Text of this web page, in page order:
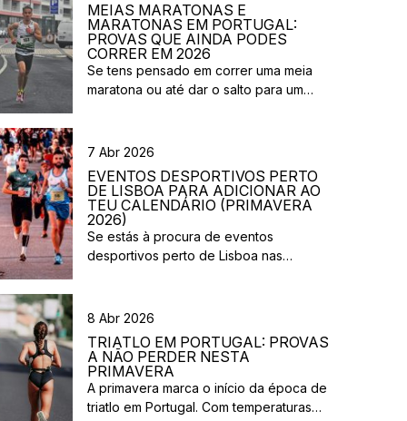
MEIAS MARATONAS E
MARATONAS EM PORTUGAL:
PROVAS QUE AINDA PODES
CORRER EM 2026
Se tens pensado em correr uma meia
maratona ou até dar o salto para um
Entre a primavera e o verão, o
vida. Há eventos por todo o país,
diferentes formatos e experiências para
todos os […]
7 Abr 2026
EVENTOS DESPORTIVOS PERTO
DE LISBOA PARA ADICIONAR AO
TEU CALENDÁRIO (PRIMAVERA
2026)
Se estás à procura de eventos
desportivos perto de Lisboa nas
vão acontecer na região durante esta
provas urbanas e eventos de trail,
existem opções para diferentes níveis e
objetivos. Aqui ficam algumas sugestões
de eventos desportivos perto de Lisboa
8 Abr 2026
TRIATLO EM PORTUGAL: PROVAS
A NÃO PERDER NESTA
PRIMAVERA
A primavera marca o início da época de
triatlo em Portugal. Com temperaturas